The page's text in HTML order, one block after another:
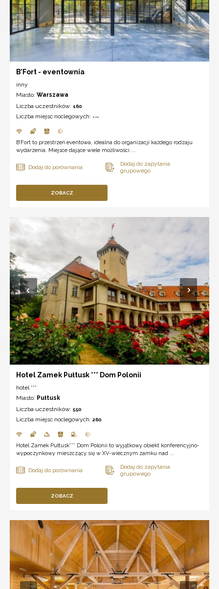
B’Fort - eventownia
inny
Miasto: Warszawa
Liczba uczestników: 160
Liczba miejsc noclegowych: ---
B’Fort to przestrzeń eventowa, idealna do organizacji każdego rodzaju
wydarzenia. Miejsce dające wiele możliwości ...
ZOBACZ
Hotel Zamek Pułtusk *** Dom Polonii
hotel ***
Miasto: Pułtusk
Liczba uczestników: 550
Liczba miejsc noclegowych: 260
Hotel Zamek Pułtusk*** Dom Polonii to wyjątkowy obiekt konferencyjno-
wypoczynkowy mieszczący się w XV-wiecznym zamku nad ...
ZOBACZ